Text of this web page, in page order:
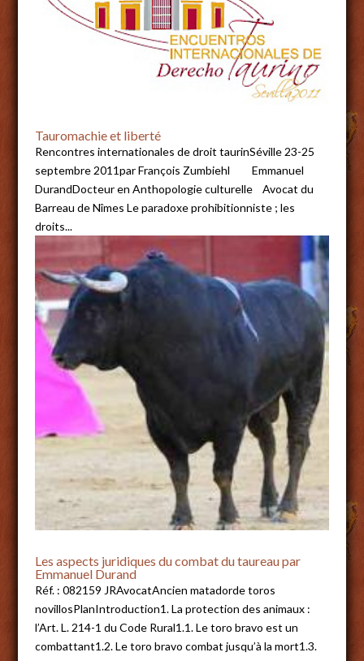
Tauromachie et liberté
Rencontres internationales de droit taurinSéville 23-25
septembre 2011par François Zumbiehl Emmanuel
DurandDocteur en Anthopologie culturelle Avocat du
Barreau de Nîmes Le paradoxe prohibitionniste ; les
droits...
Les aspects juridiques du combat du taureau par
Emmanuel Durand
Réf. : 082159 JRAvocatAncien matadorde toros
novillosPlanIntroduction1. La protection des animaux :
l’Art. L. 214-1 du Code Rural1.1. Le toro bravo est un
combattant1.2. Le toro bravo combat jusqu’à la mort1.3.